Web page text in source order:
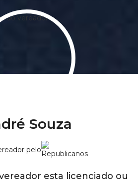
Souza
pelo
esta licenciado ou